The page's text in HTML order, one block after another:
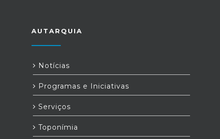
AUTARQUIA
Notícias
Programas e Iniciativas
Serviços
Toponímia